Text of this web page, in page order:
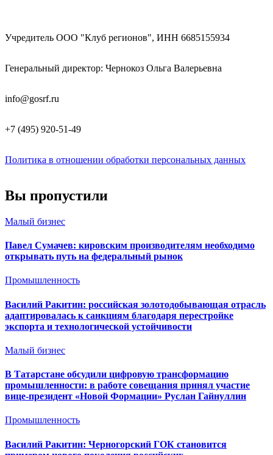
Учредитель ООО "Клуб регионов", ИНН 6685155934
Генеральный директор: Чернокоз Ольга Валерьевна
info@gosrf.ru
+7 (495) 920-51-49
Политика в отношении обработки персональных данных
Вы пропустили
Малый бизнес
Павел Сумачев: кировским производителям необходимо
открывать путь на федеральный рынок
Промышленность
Василий Ракитин: российская золотодобывающая отрасль
адаптировалась к санкциям благодаря перестройке
экспорта и технологической устойчивости
Малый бизнес
В Татарстане обсудили цифровую трансформацию
промышленности: в работе совещания принял участие
вице-президент «Новой Формации» Руслан Гайнуллин
Промышленность
Василий Ракитин: Черногорский ГОК становится